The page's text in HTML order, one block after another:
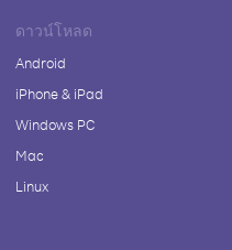
ดาวน์โหลด
Android
iPhone & iPad
Windows PC
Mac
Linux